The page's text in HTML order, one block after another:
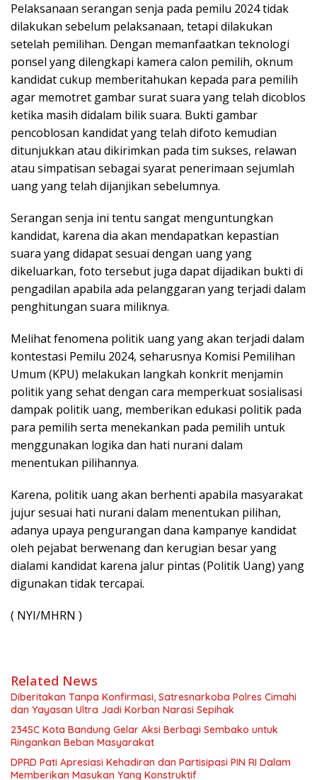
Pelaksanaan serangan senja pada pemilu 2024 tidak
dilakukan sebelum pelaksanaan, tetapi dilakukan
setelah pemilihan. Dengan memanfaatkan teknologi
ponsel yang dilengkapi kamera calon pemilih, oknum
kandidat cukup memberitahukan kepada para pemilih
agar memotret gambar surat suara yang telah dicoblos
ketika masih didalam bilik suara. Bukti gambar
pencoblosan kandidat yang telah difoto kemudian
ditunjukkan atau dikirimkan pada tim sukses, relawan
atau simpatisan sebagai syarat penerimaan sejumlah
uang yang telah dijanjikan sebelumnya.
Serangan senja ini tentu sangat menguntungkan
kandidat, karena dia akan mendapatkan kepastian
suara yang didapat sesuai dengan uang yang
dikeluarkan, foto tersebut juga dapat dijadikan bukti di
pengadilan apabila ada pelanggaran yang terjadi dalam
penghitungan suara miliknya.
Melihat fenomena politik uang yang akan terjadi dalam
kontestasi Pemilu 2024, seharusnya Komisi Pemilihan
Umum (KPU) melakukan langkah konkrit menjamin
politik yang sehat dengan cara memperkuat sosialisasi
dampak politik uang, memberikan edukasi politik pada
para pemilih serta menekankan pada pemilih untuk
menggunakan logika dan hati nurani dalam
menentukan pilihannya.
Karena, politik uang akan berhenti apabila masyarakat
jujur sesuai hati nurani dalam menentukan pilihan,
adanya upaya pengurangan dana kampanye kandidat
oleh pejabat berwenang dan kerugian besar yang
dialami kandidat karena jalur pintas (Politik Uang) yang
digunakan tidak tercapai.
( NYI/MHRN )
Related News
Diberitakan Tanpa Konfirmasi, Satresnarkoba Polres Cimahi
dan Yayasan Ultra Jadi Korban Narasi Sepihak
234SC Kota Bandung Gelar Aksi Berbagi Sembako untuk
Ringankan Beban Masyarakat
DPRD Pati Apresiasi Kehadiran dan Partisipasi PIN RI Dalam
Memberikan Masukan Yang Konstruktif